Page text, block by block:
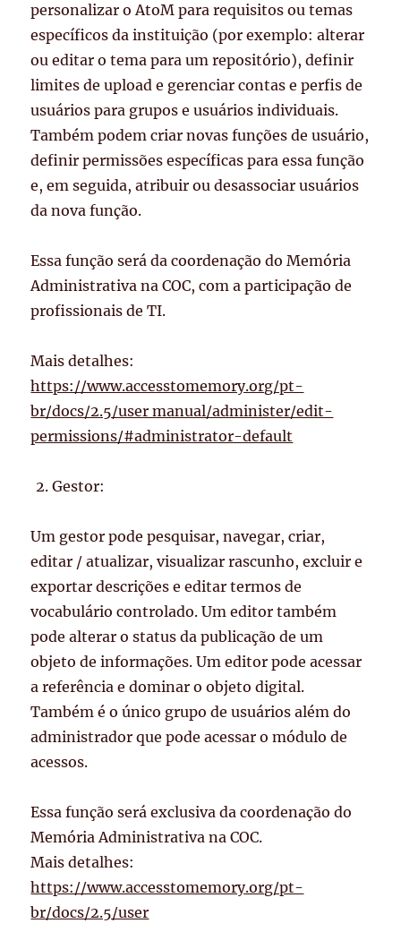
personalizar o AtoM para requisitos ou temas
específicos da instituição (por exemplo: alterar
ou editar o tema para um repositório), definir
limites de upload e gerenciar contas e perfis de
usuários para grupos e usuários individuais.
Também podem criar novas funções de usuário,
definir permissões específicas para essa função
e, em seguida, atribuir ou desassociar usuários
da nova função.
Essa função será da coordenação do Memória
Administrativa na COC, com a participação de
profissionais de TI.
Mais detalhes:
https://www.accesstomemory.org/pt-
br/docs/2.5/user manual/administer/edit-
permissions/#administrator-default
Gestor:
Um gestor pode pesquisar, navegar, criar,
editar / atualizar, visualizar rascunho, excluir e
exportar descrições e editar termos de
vocabulário controlado. Um editor também
pode alterar o status da publicação de um
objeto de informações. Um editor pode acessar
a referência e dominar o objeto digital.
Também é o único grupo de usuários além do
administrador que pode acessar o módulo de
acessos.
Essa função será exclusiva da coordenação do
Memória Administrativa na COC.
Mais detalhes:
https://www.accesstomemory.org/pt-
br/docs/2.5/user